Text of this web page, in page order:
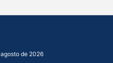
de 2026